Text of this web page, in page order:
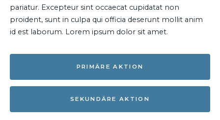
pariatur. Excepteur sint occaecat cupidatat non
proident, sunt in culpa qui officia deserunt mollit anim
id est laborum. Lorem ipsum dolor sit amet.
PRIMÄRE AKTION
SEKUNDÄRE AKTION